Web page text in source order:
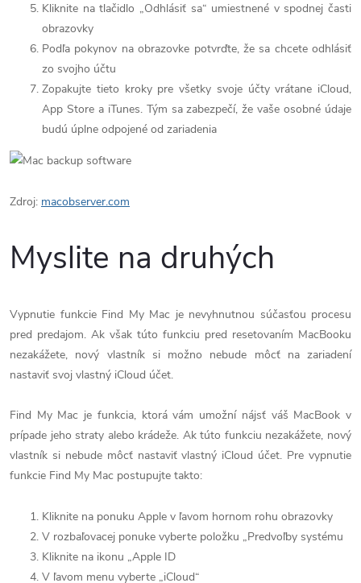
Kliknite na tlačidlo „Odhlásiť sa“ umiestnené v spodnej časti
obrazovky
Podľa pokynov na obrazovke potvrďte, že sa chcete odhlásiť
zo svojho účtu
Zopakujte tieto kroky pre všetky svoje účty vrátane iCloud,
App Store a iTunes. Tým sa zabezpečí, že vaše osobné údaje
budú úplne odpojené od zariadenia
Zdroj: macobserver.com
Myslite na druhých
Vypnutie funkcie Find My Mac je nevyhnutnou súčasťou procesu
pred predajom. Ak však túto funkciu pred resetovaním MacBooku
nezakážete, nový vlastník si možno nebude môcť na zariadení
nastaviť svoj vlastný iCloud účet.
Find My Mac je funkcia, ktorá vám umožní nájsť váš MacBook v
prípade jeho straty alebo krádeže. Ak túto funkciu nezakážete, nový
vlastník si nebude môcť nastaviť vlastný iCloud účet. Pre vypnutie
funkcie Find My Mac postupujte takto:
Kliknite na ponuku Apple v ľavom hornom rohu obrazovky
V rozbaľovacej ponuke vyberte položku „Predvoľby systému
Kliknite na ikonu „Apple ID
V ľavom menu vyberte „iCloud“